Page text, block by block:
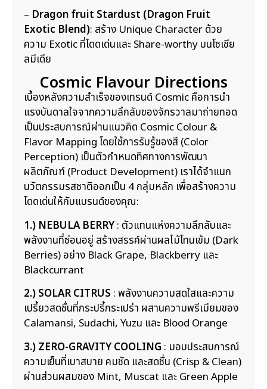
– Dragon fruit Stardust (Dragon Fruit
Exotic Blend): สร้าง Unique Character ด้วย
ความ Exotic ที่โดดเด่นและ Share-worthy บนโซเชีย
ลมีเดีย
Cosmic Flavour Directions
เบื้องหลังความสำเร็จของเทรนด์ Cosmic คือการนำ
แรงบันดาลใจจากความลึกลับของจักรวาลมาถ่ายทอด
เป็นประสบการณ์ผ่านแนวคิด Cosmic Colour &
Flavor Mapping โดยใช้การรับรู้ของสี (Color
Perception) เป็นตัวกำหนดทิศทางการพัฒนา
ผลิตภัณฑ์ (Product Development) เราได้จำแนก
นวัตกรรมรสชาติออกเป็น 4 กลุ่มหลัก เพื่อสร้างความ
โดดเด่นให้กับแบรนด์ของคุณ:
1.) NEBULA BERRY: ตัวแทนแห่งความลึกลับและ
พลังงานที่ซ่อนอยู่ สร้างสรรค์ผ่านผลไม้โทนเข้ม (Dark
Berries) อย่าง Black Grape, Blackberry และ
Blackcurrant
2.) SOLAR CITRUS : พลังงานความสดใสและความ
เปรี้ยวสดชื่นที่กระปรี้กระเปร่า ผสานความพรีเมียมของ
Calamansi, Sudachi, Yuzu และ Blood Orange
3.) ZERO-GRAVITY COOLING : มอบประสบการณ์
ความเย็นที่เบาสบาย คมชัด และสดชื่น (Crisp & Clean)
ผ่านส่วนผสมของ Mint, Muscat และ Green Apple